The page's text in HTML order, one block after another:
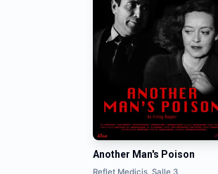
Another Man's Poison
Reflet Medicis, Salle 3